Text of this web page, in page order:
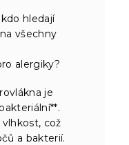
hledají
všechny
alergiky?
je
což
a bakterií.